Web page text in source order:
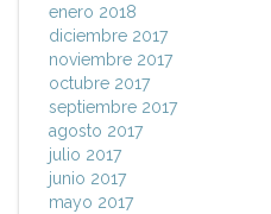
enero 2018
diciembre 2017
noviembre 2017
octubre 2017
septiembre 2017
agosto 2017
julio 2017
junio 2017
mayo 2017